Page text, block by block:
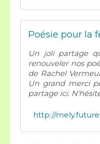
Un joli partage
renouveler nos
de Rachel
Un grand merci
partage ici.